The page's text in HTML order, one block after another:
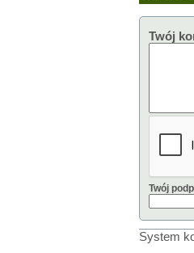
Twój
Twój
System